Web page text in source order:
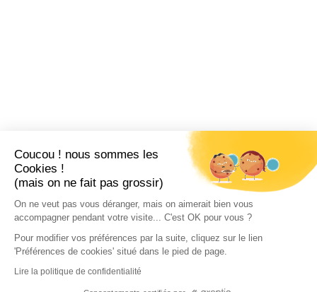
Coucou ! nous sommes les
Cookies !
(mais on ne fait pas grossir)
On ne veut pas vous déranger, mais on aimerait bien vous
accompagner pendant votre visite... C'est OK pour vous ?
Pour modifier vos préférences par la suite, cliquez sur le lien
'Préférences de cookies' situé dans le pied de page.
Lire la politique de confidentialité